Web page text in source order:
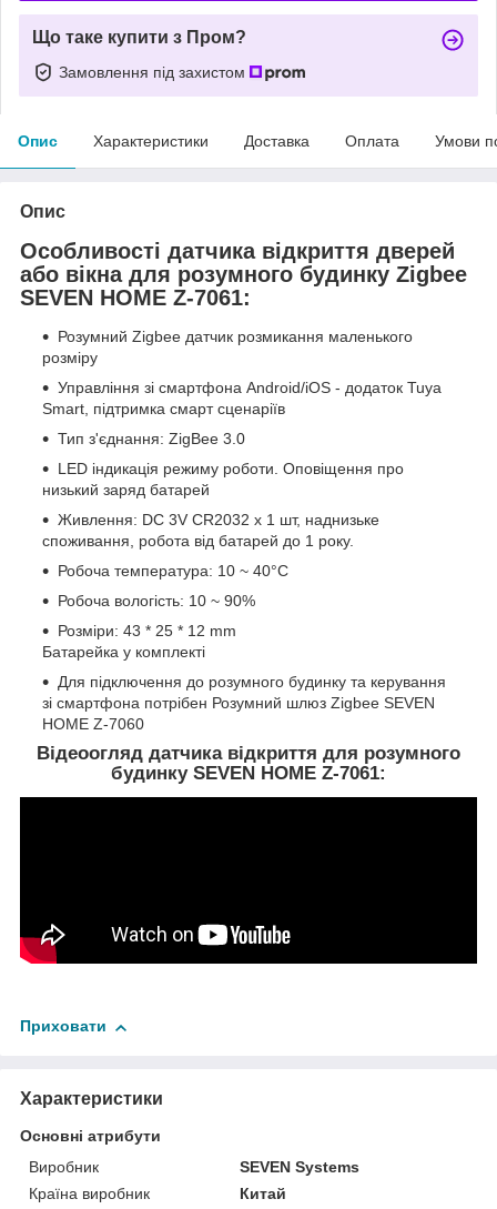
Що таке купити з Пром?
Замовлення під захистом
Опис Характеристики Доставка Оплата Умови
Опис
Особливості датчика відкриття дверей
або вікна для розумного будинку Zigbee
SEVEN HOME Z-7061:
Розумний Zigbee датчик розмикання маленького
розміру
Управління зі смартфона Android/iOS - додаток Tuya
Smart, підтримка смарт сценаріїв
Тип з'єднання: ZigBee 3.0
LED індикація режиму роботи. Оповіщення про
низький заряд батарей
Живлення: DC 3V CR2032 x 1 шт, наднизьке
споживання, робота від батарей до 1 року.
Робоча температура: 10 ~ 40°C
Робоча вологість: 10 ~ 90%
Розміри: 43 * 25 * 12 mm
Батарейка у комплекті
Для підключення до розумного будинку та керування
зі смартфона потрібен Розумний шлюз Zigbee SEVEN
HOME Z-7060
Відеоогляд датчика відкриття для розумного
будинку SEVEN HOME Z-7061:
Приховати
Характеристики
Основні атрибути
Виробник
SEVEN Systems
Країна виробник
Китай